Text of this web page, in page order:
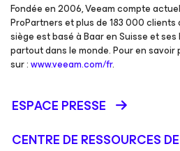
Fondée en 2006, Veeam compte
ProPartners et plus de 183 000 clients
siège est basé à Baar en Suisse et
partout dans le monde. Pour en savoir
sur :www.veeam.com/fr.
ESPACE PRESSE
CENTRE DE RESSOURCES